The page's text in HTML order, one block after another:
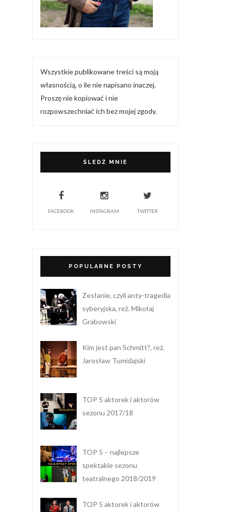
Wszystkie publikowane treści są moją
własnością, o ile nie napisano inaczej.
Proszę nie kopiować i nie
rozpowszechniać ich bez mojej zgody.
ŚLEDŹ MNIE
FACEBOOK INSTAGRAM TWITTER
POPULARNE POSTY
Zesłanie, czyli anty-tragedia
syberyjska, reż. Mikołaj
Grabowski
Kim jest pan Schmitt?, reż.
Jarosław Tumidajski
TOP 5 aktorek i aktorów
sezonu 2017/18
TOP 5 – najlepsze
spektakle sezonu
teatralnego 2018/2019
TOP 5 aktorek i aktorów